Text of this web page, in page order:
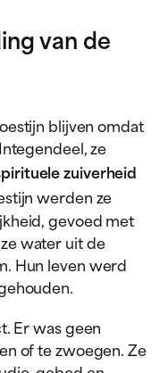
van de
blijven omdat
ze
zuiverheid
werden ze
gevoed met
water uit de
Hun leven werd
Er was geen
of te zwoegen. Ze